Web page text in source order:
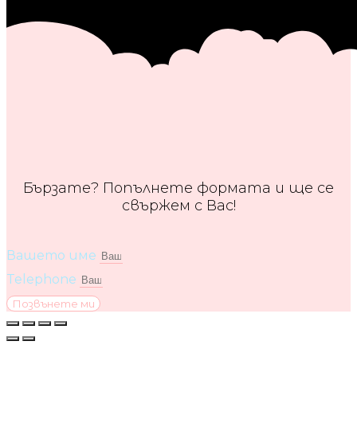
Бързате? Попълнете формата и ще се
свържем с Вас!
Вашето име
Telephone
Позвънете ми